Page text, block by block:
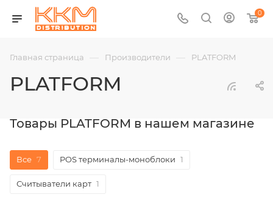
0
Главная страница — Производители — PLATFORM
PLATFORM
Товары PLATFORM в нашем магазине
Все 7 POS терминалы-моноблоки 1
Считыватели карт 1